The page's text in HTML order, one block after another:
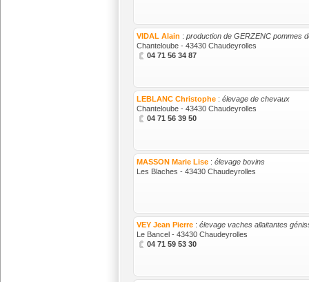
VIDAL Alain : production de GERZENC pommes
Chanteloube - 43430 Chaudeyrolles
04 71 56 34 87
LEBLANC Christophe: élevage de chevaux
Chanteloube - 43430 Chaudeyrolles
04 71 56 39 50
MASSON Marie Lise: élevage bovins
Les Blaches - 43430 Chaudeyrolles
VEY Jean Pierre: élevage vaches allaitantes
Le Bancel - 43430 Chaudeyrolles
04 71 59 53 30